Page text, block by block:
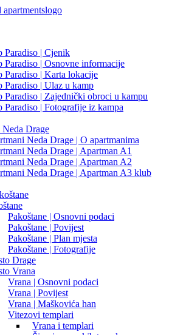
Paradiso | Cjenik
Paradiso | Osnovne informacije
Paradiso | Karta lokacije
Paradiso | Ulaz u kamp
Paradiso | Zajednički obroci u kampu
Paradiso | Fotografije iz kampa
Drage
Neda Drage | O apartmanima
Neda Drage | Apartman A1
Neda Drage | Apartman A2
Neda Drage | Apartman A3 klub
Pakoštane | Osnovni podaci
Pakoštane | Povijest
Pakoštane | Plan mjesta
Pakoštane | Fotografije
Drage
Vrana
Vrana | Osnovni podaci
Vrana | Povijest
Vrana | Maškovića han
Vitezovi templari
Vrana i templari